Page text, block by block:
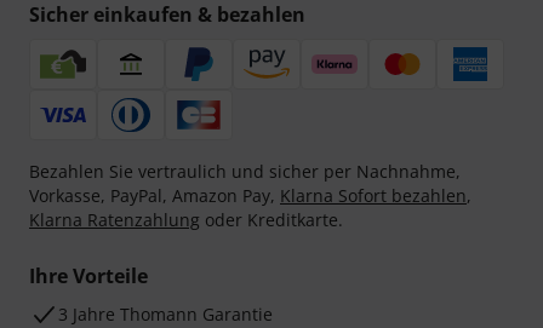
Sicher einkaufen & bezahlen
Bezahlen Sie vertraulich und sicher per Nachnahme,
Vorkasse, PayPal, Amazon Pay, Klarna Sofort bezahlen,
Klarna Ratenzahlung oder Kreditkarte.
Ihre Vorteile
3 Jahre Thomann Garantie